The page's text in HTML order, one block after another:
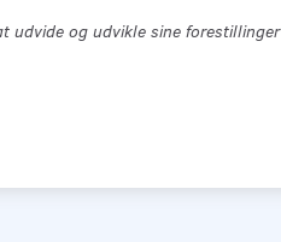
og udvikle sine